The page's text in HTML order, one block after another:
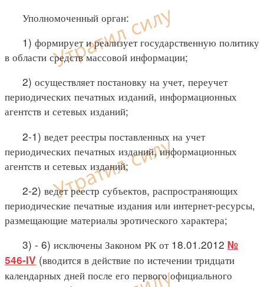
Уполномоченный орган:
1) формирует и реализует государственную политику
в области средств массовой информации;
2) осуществляет постановку на учет, переучет
периодических печатных изданий, информационных
агентств и сетевых изданий;
2-1) ведет реестры поставленных на учет
периодических печатных изданий, информационных
агентств и сетевых изданий;
2-2) ведет реестр субъектов, распространяющих
периодические печатные издания или интернет-ресурсы,
размещающие материалы эротического характера;
3) - 6) исключены Законом РК от 18.01.2012 №
546-IV (вводится в действие по истечении тридцати
календарных дней после его первого официального